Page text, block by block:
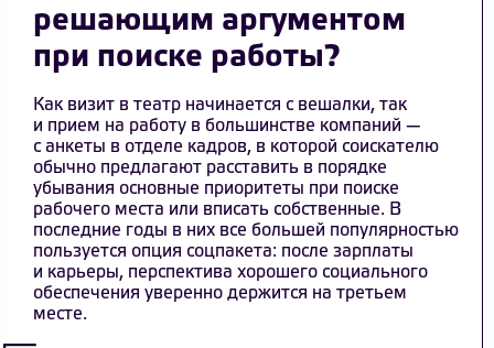
решающим аргументом
при поиске работы?
Как визит в театр начинается с вешалки, так
и прием на работу в большинстве компаний —
с анкеты в отделе кадров, в которой соискателю
обычно предлагают расставить в порядке
убывания основные приоритеты при поиске
рабочего места или вписать собственные. В
последние годы в них все большей популярностью
пользуется опция соцпакета: после зарплаты
и карьеры, перспектива хорошего социального
обеспечения уверенно держится на третьем
месте.